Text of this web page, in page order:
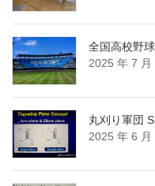
全国高校野
2025 年 7 月
丸刈り軍団
2025 年 6 月